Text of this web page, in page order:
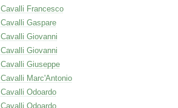
Cavalli Francesco
Cavalli Gaspare
Cavalli Giovanni
Cavalli Giovanni
Cavalli Giuseppe
Cavalli Marc'Antonio
Cavalli Odoardo
Cavalli Odoardo